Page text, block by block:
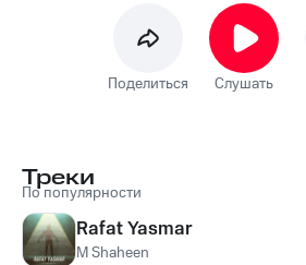
Поделиться Слушать
Треки
По популярности
Rafat Yasmar
M Shaheen